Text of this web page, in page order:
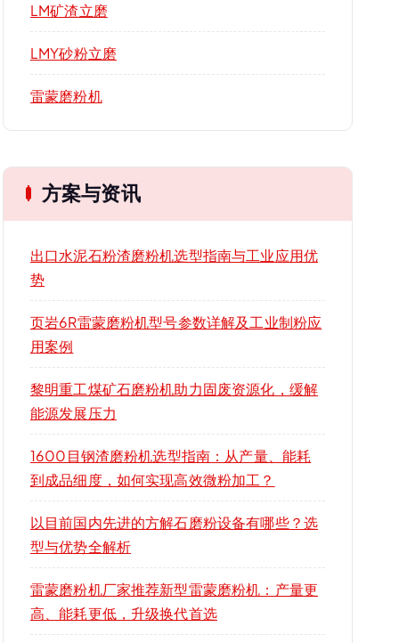
LM矿渣立磨
LMY砂粉立磨
雷蒙磨粉机
方案与资讯
出口水泥石粉渣磨粉机选型指南与工业应用优
势
页岩6R雷蒙磨粉机型号参数详解及工业制粉应
用案例
黎明重工煤矿石磨粉机助力固废资源化，缓解
能源发展压力
1600目钢渣磨粉机选型指南：从产量、能耗
到成品细度，如何实现高效微粉加工？
以目前国内先进的方解石磨粉设备有哪些？选
型与优势全解析
雷蒙磨粉机厂家推荐新型雷蒙磨粉机：产量更
高、能耗更低，升级换代首选